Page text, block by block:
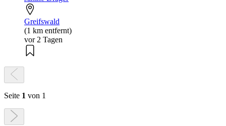
Greifswald
(1 km entfernt)
vor 2 Tagen
Seite 1 von 1